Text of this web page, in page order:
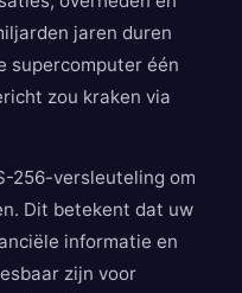
jaren duren
supercomputer één
zou kraken via
256-versleuteling om
Dit betekent dat uw
informatie en
zijn voor